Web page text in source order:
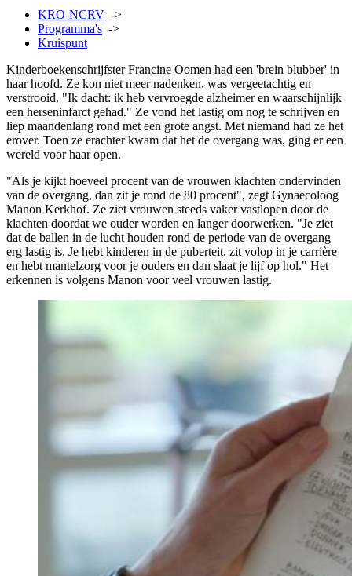
KRO-NCRV ->
Programma's ->
Kruispunt
Kinderboekenschrijfster Francine Oomen had een 'brein blubber' in
haar hoofd. Ze kon niet meer nadenken, was vergeetachtig en
verstrooid. "Ik dacht: ik heb vervroegde alzheimer en waarschijnlijk
een herseninfarct gehad." Ze vond het lastig om nog te schrijven en
liep maandenlang rond met een grote angst. Met niemand had ze het
erover. Toen ze erachter kwam dat het de overgang was, ging er een
wereld voor haar open.
"Als je kijkt hoeveel procent van de vrouwen klachten ondervinden
van de overgang, dan zit je rond de 80 procent", zegt Gynaecoloog
Manon Kerkhof. Ze ziet vrouwen steeds vaker vastlopen door de
klachten doordat we ouder worden en langer doorwerken. "Je ziet
dat de ballen in de lucht houden rond de periode van de overgang
erg lastig is. Je hebt kinderen in de puberteit, zit volop in je carrière
en hebt mantelzorg voor je ouders en dan slaat je lijf op hol." Het
erkennen is volgens Manon voor veel vrouwen lastig.